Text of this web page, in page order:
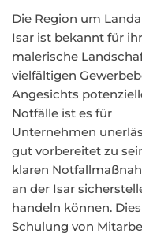
Die Region um
Isar ist bekannt für
malerische
vielfältigen
Angesichts
Notfälle ist es für
Unternehmen
gut vorbereitet zu
klaren
an der Isar
handeln können.
Schulung von